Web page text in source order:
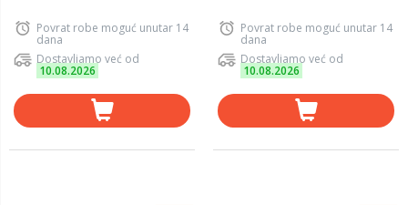
Povrat robe moguć unutar 14
dana
Dostavljamo već od
10.08.2026
Povrat robe moguć unutar 14
dana
Dostavljamo već od
10.08.2026